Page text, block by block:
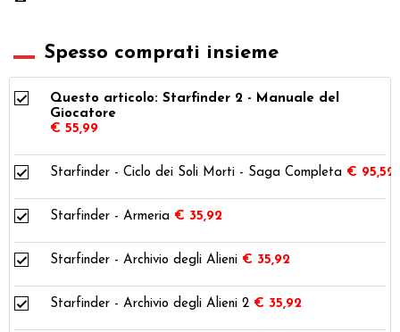
Spesso comprati insieme
Questo articolo: Starfinder 2 - Manuale del
Giocatore
€ 55,99
Starfinder - Ciclo dei Soli Morti - Saga Completa € 95,52
Starfinder - Armeria € 35,92
Starfinder - Archivio degli Alieni € 35,92
Starfinder - Archivio degli Alieni 2 € 35,92